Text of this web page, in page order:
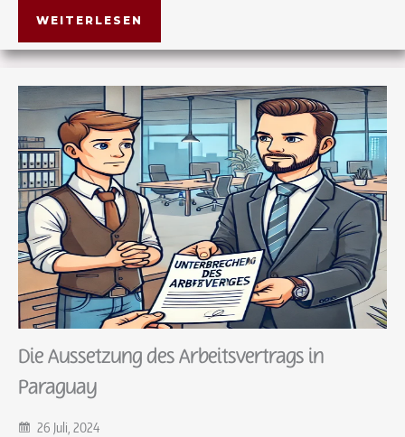
WEITERLESEN
Die Aussetzung des Arbeitsvertrags in
Paraguay
26 Juli, 2024